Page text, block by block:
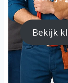
Bekijk